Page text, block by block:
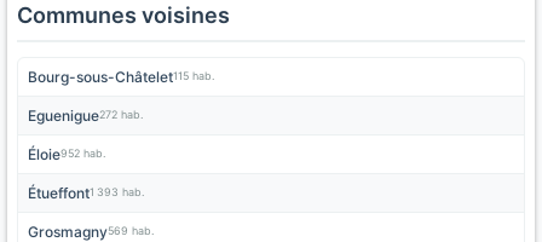
Communes voisines
Bourg-sous-Châtelet115 hab.
Eguenigue272 hab.
Éloie952 hab.
Étueffont1 393 hab.
Grosmagny569 hab.